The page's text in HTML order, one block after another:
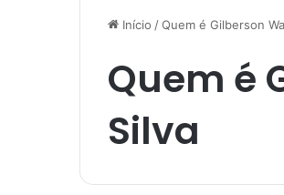
Início /Quem é Gilberson
Quem é
Silva